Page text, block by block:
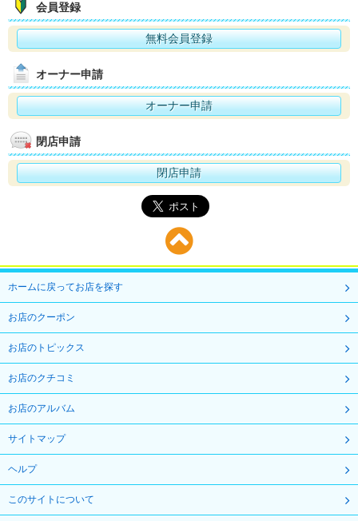
会員登録
無料会員登録
オーナー申請
オーナー申請
閉店申請
閉店申請
ホームに戻ってお店を探す
お店のクーポン
お店のトピックス
お店のクチコミ
お店のアルバム
サイトマップ
ヘルプ
このサイトについて